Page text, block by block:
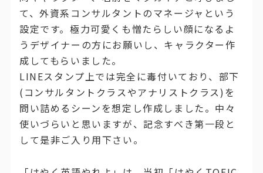
て、外資系コンサルタントのマネージャという
設定です。極力可愛くも憎たらしい顔になるよ
うデザイナーの方にお願いし、キャラクター作
成してもらいました。
LINEスタンプ上では完全に毒付いており、部下
(コンサルタントクラスやアナリストクラス)を
問い詰めるシーンを想定し作成しました。中々
使いづらいと思いますが、記念すべき第一段と
して是非ご入り用下さい。